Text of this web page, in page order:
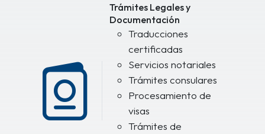
Trámites Legales y
Documentación
Traducciones
certificadas
Servicios notariales
Trámites consulares
Procesamiento de
visas
Trámites de